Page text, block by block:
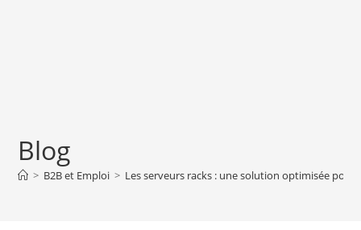
Blog
> B2B et Emploi > Les serveurs racks : une solution optimisée pour